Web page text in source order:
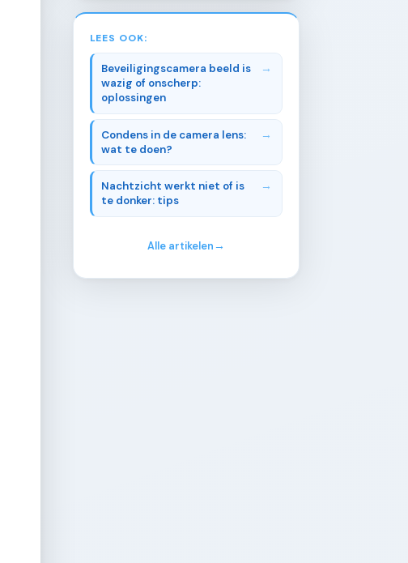
LEES OOK:
Beveiligingscamera beeld is
wazig of onscherp:
oplossingen
Condens in de camera lens:
wat te doen?
Nachtzicht werkt niet of is
te donker: tips
Alle artikelen